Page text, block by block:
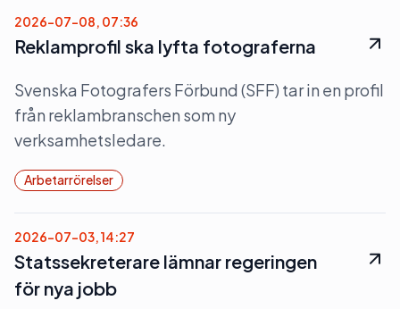
2026-07-08, 07:36
Reklamprofil ska lyfta fotograferna
Svenska Fotografers Förbund (SFF) tar in en profil
från reklambranschen som ny
verksamhetsledare.
Arbetarrörelser
2026-07-03, 14:27
Statssekreterare lämnar regeringen
för nya jobb